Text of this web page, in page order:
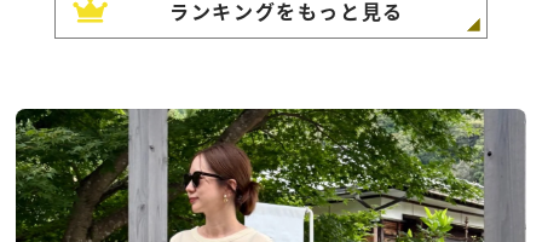
ランキングをもっと見る